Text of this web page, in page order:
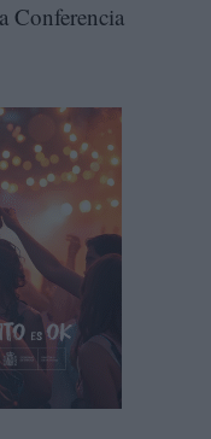
Conferencia